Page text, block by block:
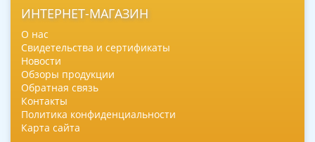
ИНТЕРНЕТ-МАГАЗИН
О нас
Свидетельства и сертификаты
Новости
Обзоры продукции
Обратная связь
Контакты
Политика конфиденциальности
Карта сайта